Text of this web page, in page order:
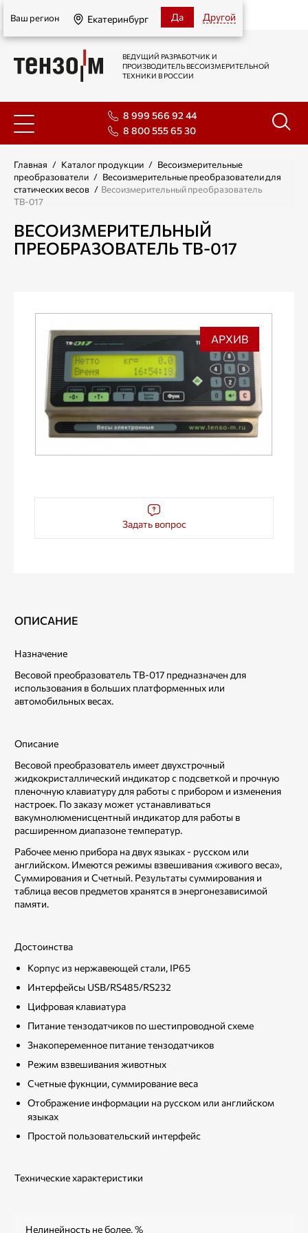
Екатеринбург
Ваш регион Екатеринбург Да Другой
ВЕДУЩИЙ РАЗРАБОТЧИК И
ПРОИЗВОДИТЕЛЬ ВЕСОИЗМЕРИТЕЛЬНОЙ
ТЕХНИКИ В РОССИИ
8 999 566 92 44
8 800 555 65 30
Главная / Каталог продукции / Весоизмерительные
преобразователи / Весоизмерительные преобразователи для
статических весов / Весоизмерительный преобразователь
ТВ-017
ВЕСОИЗМЕРИТЕЛЬНЫЙ
ПРЕОБРАЗОВАТЕЛЬ ТВ-017
АРХИВ
Задать вопрос
ОПИСАНИЕ
Назначение
Весовой преобразователь ТВ-017 предназначен для
использования в больших платформенных или
автомобильных весах.
Описание
Весовой преобразователь имеет двухстрочный
жидкокристаллический индикатор с подсветкой и прочную
пленочную клавиатуру для работы с прибором и изменения
настроек. По заказу может устанавливаться
вакумнолюменисцентный индикатор для работы в
расширенном диапазоне температур.
Рабочее меню прибора на двух языках - русском или
английском. Имеются режимы взвешивания «живого веса»,
Суммирования и Счетный. Результаты суммирования и
таблица весов предметов хранятся в энергонезависимой
памяти.
Достоинства
Корпус из нержавеющей стали, IP65
Интерфейсы USB/RS485/RS232
Цифровая клавиатура
Питание тензодатчиков по шестипроводной схеме
Знакопеременное питание тензодатчиков
Режим взвешивания животных
Счетные фукнции, суммирование веса
Отображение информации на русском или английском
языках
Простой пользовательский интерфейс
Технические характеристики
Нелинейность не более, %